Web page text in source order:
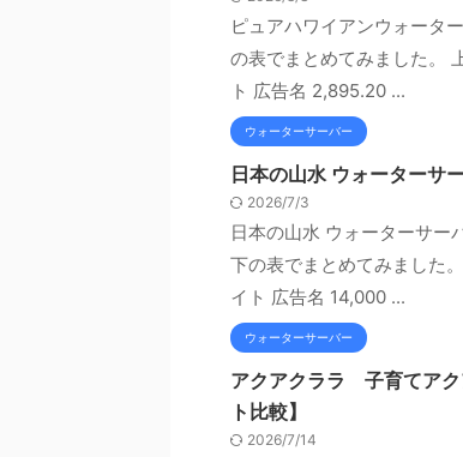
ピュアハワイアンウォータ
の表でまとめてみました。
ト 広告名 2,895.20 ...
ウォーターサーバー
日本の山水 ウォーターサ
2026/7/3
日本の山水 ウォーターサー
下の表でまとめてみました
イト 広告名 14,000 ...
ウォーターサーバー
アクアクララ 子育てアク
ト比較】
2026/7/14